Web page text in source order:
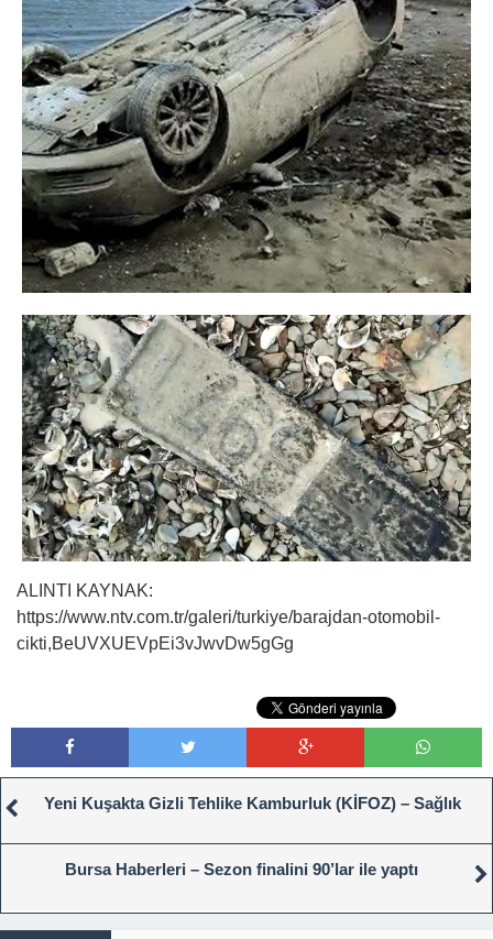
ALINTI KAYNAK:
https://www.ntv.com.tr/galeri/turkiye/barajdan-otomobil-
cikti,BeUVXUEVpEi3vJwvDw5gGg
Yeni Kuşakta Gizli Tehlike Kamburluk (KİFOZ) – Sağlık
Bursa Haberleri – Sezon finalini 90’lar ile yaptı